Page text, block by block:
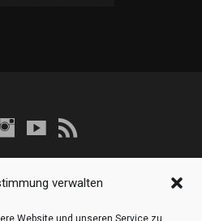
verwalten
Website und unseren Service zu